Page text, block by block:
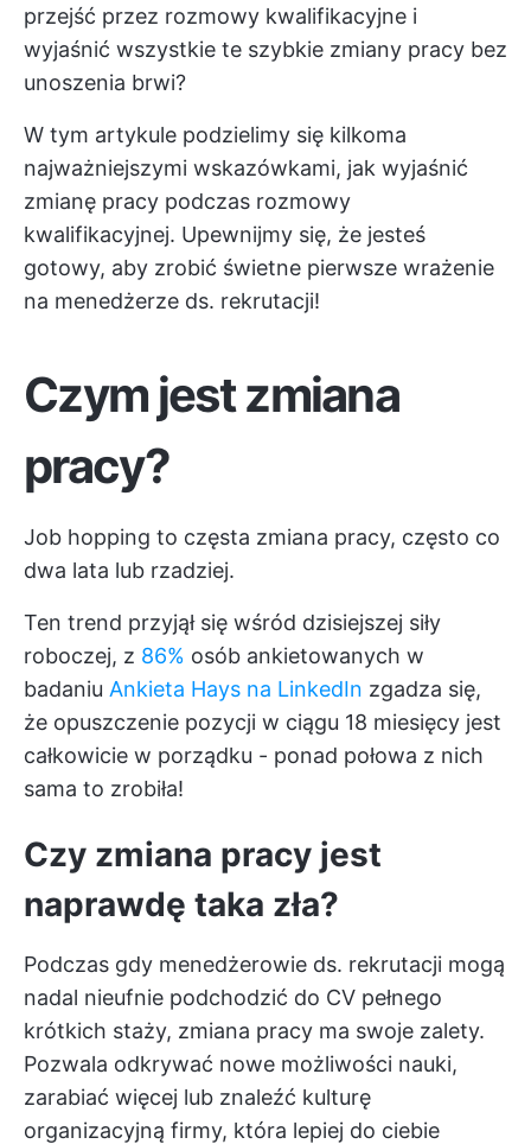
przejść przez rozmowy kwalifikacyjne i
wyjaśnić wszystkie te szybkie zmiany pracy bez
unoszenia brwi?
W tym artykule podzielimy się kilkoma
najważniejszymi wskazówkami, jak wyjaśnić
zmianę pracy podczas rozmowy
kwalifikacyjnej. Upewnijmy się, że jesteś
gotowy, aby zrobić świetne pierwsze wrażenie
na menedżerze ds. rekrutacji!
Czym jest zmiana
pracy?
Job hopping to częsta zmiana pracy, często co
dwa lata lub rzadziej.
Ten trend przyjął się wśród dzisiejszej siły
roboczej, z 86% osób ankietowanych w
badaniu Ankieta Hays na LinkedIn zgadza się,
że opuszczenie pozycji w ciągu 18 miesięcy jest
całkowicie w porządku - ponad połowa z nich
sama to zrobiła!
Czy zmiana pracy jest
naprawdę taka zła?
Podczas gdy menedżerowie ds. rekrutacji mogą
nadal nieufnie podchodzić do CV pełnego
krótkich staży, zmiana pracy ma swoje zalety.
Pozwala odkrywać nowe możliwości nauki,
zarabiać więcej lub znaleźć kulturę
organizacyjną firmy, która lepiej do ciebie